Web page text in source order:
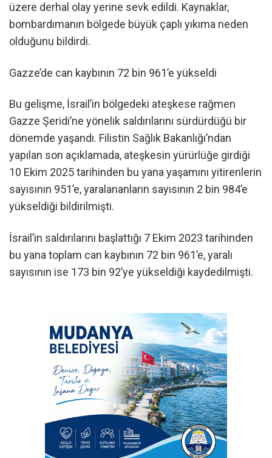
üzere derhal olay yerine sevk edildi. Kaynaklar,
bombardımanın bölgede büyük çaplı yıkıma neden
olduğunu bildirdi.
Gazze’de can kaybının 72 bin 961’e yükseldi
Bu gelişme, İsrail’in bölgedeki ateşkese rağmen
Gazze Şeridi’ne yönelik saldırılarını sürdürdüğü bir
dönemde yaşandı. Filistin Sağlık Bakanlığı’ndan
yapılan son açıklamada, ateşkesin yürürlüğe girdiği
10 Ekim 2025 tarihinden bu yana yaşamını yitirenlerin
sayısının 951’e, yaralananların sayısının 2 bin 984’e
yükseldiği bildirilmişti.
İsrail’in saldırılarını başlattığı 7 Ekim 2023 tarihinden
bu yana toplam can kaybının 72 bin 961’e, yaralı
sayısının ise 173 bin 92’ye yükseldiği kaydedilmişti.